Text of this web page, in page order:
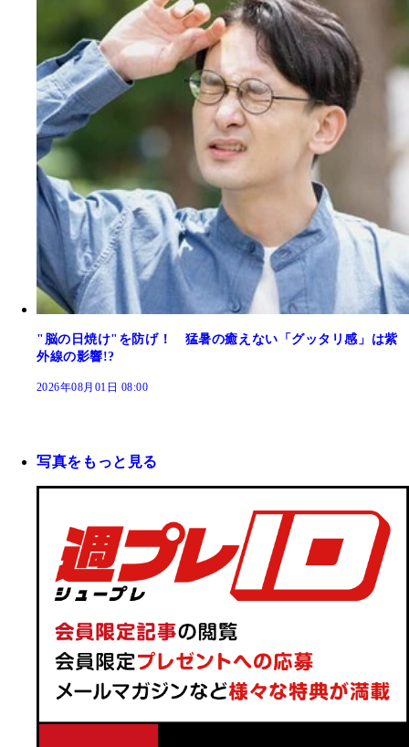
"脳の日焼け"を防げ！ 猛暑の癒えない「グッタリ感」は紫
外線の影響!?
2026年08月01日 08:00
写真をもっと見る